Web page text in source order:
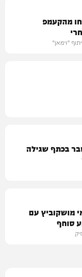
מהקעמפ
"וימאן"
בכתף שגילה
מושקוביץ עם
סוחף